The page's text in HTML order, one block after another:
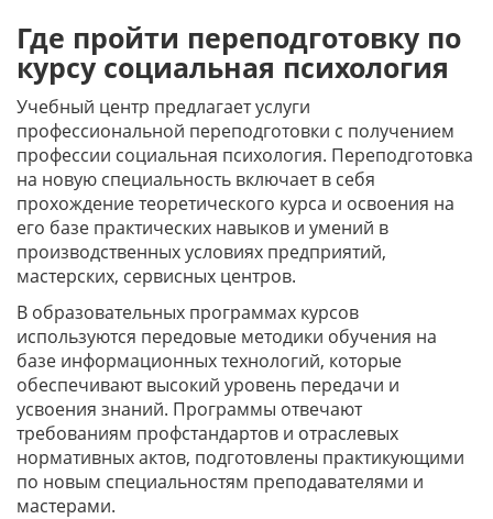
Где пройти переподготовку по
курсу социальная психология
Учебный центр предлагает услуги
профессиональной переподготовки с получением
профессии социальная психология. Переподготовка
на новую специальность включает в себя
прохождение теоретического курса и освоения на
его базе практических навыков и умений в
производственных условиях предприятий,
мастерских, сервисных центров.
В образовательных программах курсов
используются передовые методики обучения на
базе информационных технологий, которые
обеспечивают высокий уровень передачи и
усвоения знаний. Программы отвечают
требованиям профстандартов и отраслевых
нормативных актов, подготовлены практикующими
по новым специальностям преподавателями и
мастерами.